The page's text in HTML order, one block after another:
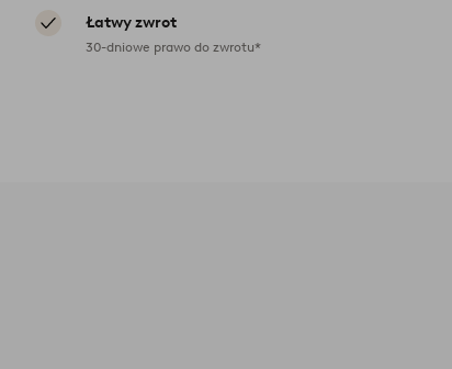
Łatwy zwrot
30-dniowe prawo do zwrotu*